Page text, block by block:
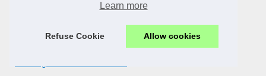
Learn more
Refuse Cookie Allow cookies
Accessibilité sur : une...
Dongou Zidane : Révéler les...